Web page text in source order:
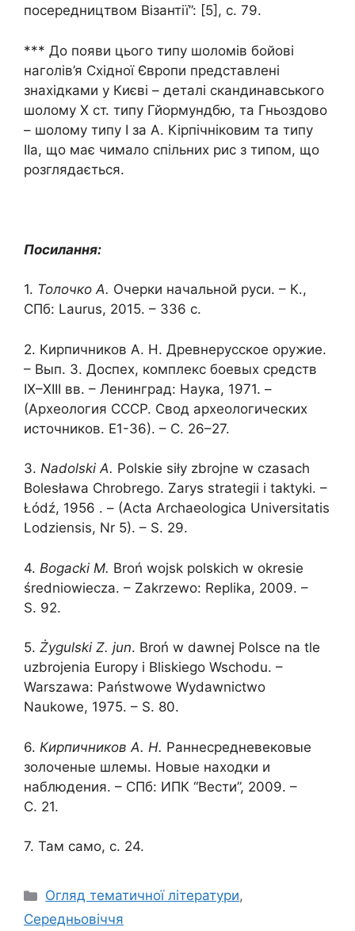
посередництвом Візантії”: [5], с. 79.
*** До появи цього типу шоломів бойові
наголів’я Східної Європи представлені
знахідками у Києві – деталі скандинавського
шолому Х ст. типу Гйормундбю, та Гньоздово
– шолому типу І за А. Кірпічніковим та типу
ІІа, що має чимало спільних рис з типом, що
розглядається.
Посилання:
1. Толочко А. Очерки начальной руси. – К.,
СПб: Laurus, 2015. – 336 с.
2. Кирпичников А. Н. Древнерусское оружие.
– Вып. 3. Доспех, комплекс боевых средств
IX–XIII вв. – Ленинград: Наука, 1971. –
(Археология СССР. Свод археологических
источников. Е1-36). – С. 26–27.
3. NadolskiA. Polskie siły zbrojne w czasach
Bolesława Chrobrego. Zarys strategii i taktyki. –
Łódź, 1956 . – (Acta Archaeologica Universitatis
Lodziensis, Nr 5). – S. 29.
4. Bogacki M. Broń wojsk polskich w okresie
średniowiecza. – Zakrzewo: Replika, 2009. –
S. 92.
5. Żygulski Z. jun. Broń w dawnej Polsce na tle
uzbrojenia Europy i Bliskiego Wschodu. –
Warszawa: Państwowe Wydawnictwo
Naukowe, 1975. – S. 80.
6. Кирпичников А. Н. Раннесредневековые
золоченые шлемы. Новые находки и
наблюдения. – СПб: ИПК “Вести”, 2009. –
С. 21.
7. Там само, с. 24.
Категорії
Огляд тематичної літератури,
Середньовіччя